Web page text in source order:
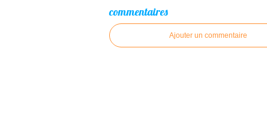
commentaires
Ajouter un commentaire